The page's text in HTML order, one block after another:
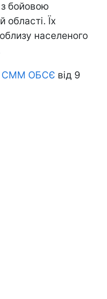
бойовою
області. Їх
населеного
СММ ОБСЄ від 9